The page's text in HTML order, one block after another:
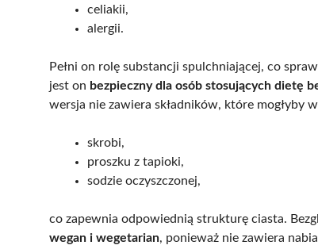
celiakii,
alergii.
Pełni on rolę substancji spulchniającej, co
jest on bezpieczny dla osób stosujących dietę
wersja nie zawiera składników, które mogłyby
skrobi,
proszku z tapioki,
sodzie oczyszczonej,
co zapewnia odpowiednią strukturę ciasta.
wegan i wegetarian, ponieważ nie zawiera